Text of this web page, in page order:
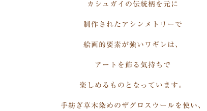
カシュガイの伝統柄を元に
制作されたアシンメトリーで
絵画的要素が強いワギレは、
アートを飾る気持ちで
楽しめるものとなっています。
手紡ぎ草木染めのザグロスウールを使い、